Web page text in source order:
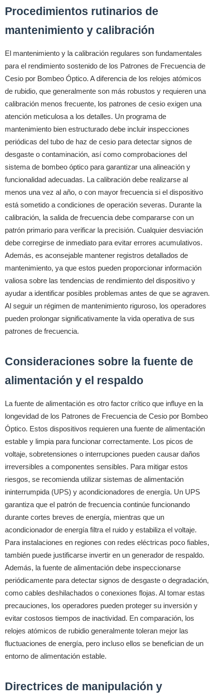
Procedimientos rutinarios de
mantenimiento y calibración
El mantenimiento y la calibración regulares son fundamentales
para el rendimiento sostenido de los Patrones de Frecuencia de
Cesio por Bombeo Óptico. A diferencia de los relojes atómicos
de rubidio, que generalmente son más robustos y requieren una
calibración menos frecuente, los patrones de cesio exigen una
atención meticulosa a los detalles. Un programa de
mantenimiento bien estructurado debe incluir inspecciones
periódicas del tubo de haz de cesio para detectar signos de
desgaste o contaminación, así como comprobaciones del
sistema de bombeo óptico para garantizar una alineación y
funcionalidad adecuadas. La calibración debe realizarse al
menos una vez al año, o con mayor frecuencia si el dispositivo
está sometido a condiciones de operación severas. Durante la
calibración, la salida de frecuencia debe compararse con un
patrón primario para verificar la precisión. Cualquier desviación
debe corregirse de inmediato para evitar errores acumulativos.
Además, es aconsejable mantener registros detallados de
mantenimiento, ya que estos pueden proporcionar información
valiosa sobre las tendencias de rendimiento del dispositivo y
ayudar a identificar posibles problemas antes de que se agraven.
Al seguir un régimen de mantenimiento riguroso, los operadores
pueden prolongar significativamente la vida operativa de sus
patrones de frecuencia.
Consideraciones sobre la fuente de
alimentación y el respaldo
La fuente de alimentación es otro factor crítico que influye en la
longevidad de los Patrones de Frecuencia de Cesio por Bombeo
Óptico. Estos dispositivos requieren una fuente de alimentación
estable y limpia para funcionar correctamente. Los picos de
voltaje, sobretensiones o interrupciones pueden causar daños
irreversibles a componentes sensibles. Para mitigar estos
riesgos, se recomienda utilizar sistemas de alimentación
ininterrumpida (UPS) y acondicionadores de energía. Un UPS
garantiza que el patrón de frecuencia continúe funcionando
durante cortes breves de energía, mientras que un
acondicionador de energía filtra el ruido y estabiliza el voltaje.
Para instalaciones en regiones con redes eléctricas poco fiables,
también puede justificarse invertir en un generador de respaldo.
Además, la fuente de alimentación debe inspeccionarse
periódicamente para detectar signos de desgaste o degradación,
como cables deshilachados o conexiones flojas. Al tomar estas
precauciones, los operadores pueden proteger su inversión y
evitar costosos tiempos de inactividad. En comparación, los
relojes atómicos de rubidio generalmente toleran mejor las
fluctuaciones de energía, pero incluso ellos se benefician de un
entorno de alimentación estable.
Directrices de manipulación y